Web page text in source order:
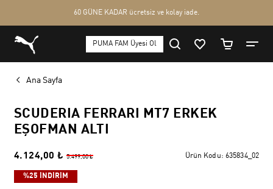
Ana Sayfa
SCUDERIA FERRARI MT7 ERKEK
EŞOFMAN ALTI
4.124,00 ₺ 5.499,00 ₺ Ürün Kodu: 635834_02
%25 İNDİRİM